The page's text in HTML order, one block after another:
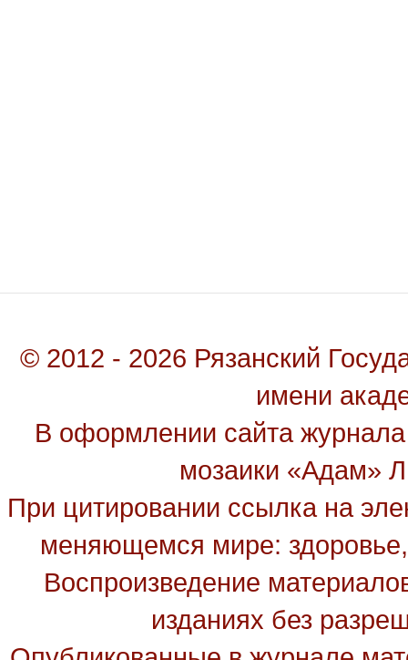
© 2012 - 2026 Рязанский
имени
В оформлении сайта
мозаики «Адам»
При цитировании ссылка на
меняющемся мире: здоровье,
Воспроизведение
изданиях без